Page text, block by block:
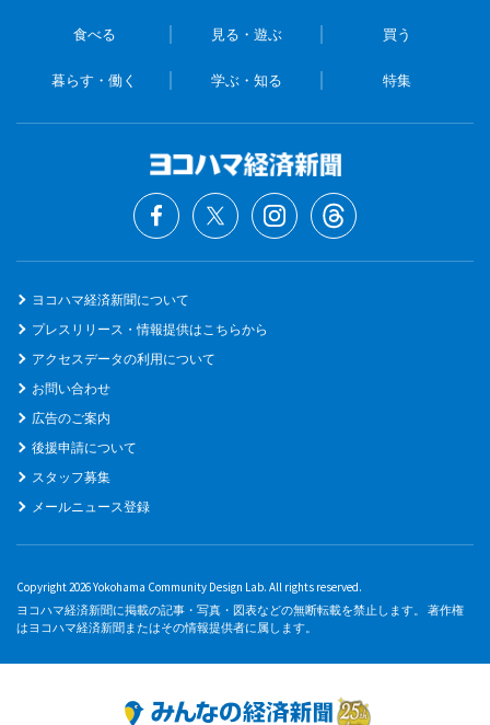
食べる 見る・遊ぶ 買う
暮らす・働く 学ぶ・知る 特集
ヨコハマ経済新聞について
プレスリリース・情報提供はこちらから
アクセスデータの利用について
お問い合わせ
広告のご案内
後援申請について
スタッフ募集
メールニュース登録
Copyright 2026 Yokohama Community Design Lab. All rights reserved.
ヨコハマ経済新聞に掲載の記事・写真・図表などの無断転載を禁止します。 著作権
はヨコハマ経済新聞またはその情報提供者に属します。